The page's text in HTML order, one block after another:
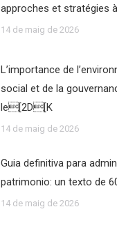
approches et stratégies
14 de maig de 2026
L’importance de
social et de la
le[2D[K
14 de maig de 2026
Guia definitiva para
patrimonio: un texto de
14 de maig de 2026